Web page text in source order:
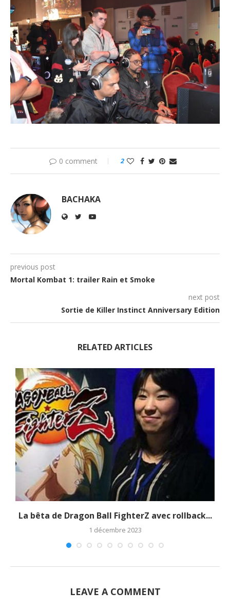
0 comment 2
BACHAKA
previous post
Mortal Kombat 1: trailer Rain et Smoke
next post
Sortie de Killer Instinct Anniversary Edition
RELATED ARTICLES
La bêta de Dragon Ball FighterZ avec rollback...
1 décembre 2023
LEAVE A COMMENT